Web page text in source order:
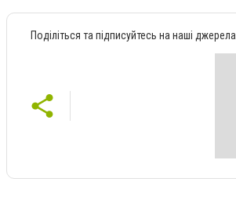
Поділіться та підписуйтесь на наші джерела